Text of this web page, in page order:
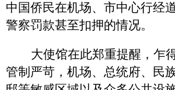
中国侨民在机场、市中心行经
警察罚款甚至扣押的情况。
大使馆在此郑重提醒，乍
管制严苛，机场、总统府、民